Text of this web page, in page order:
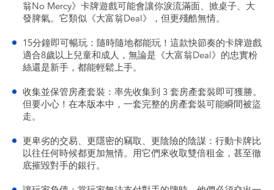
翁No Mercy》卡牌遊戲可能會讓你淚流滿面、掀桌子、大
發脾氣。它類似《大富翁Deal》，但更殘酷無情。
15分鐘即可暢玩：隨時隨地都能玩！這款快節奏的卡牌遊戲
適合8歲以上兒童和成人，無論是《大富翁Deal》的忠實粉
絲還是新手，都能輕鬆上手。
收集並保管房產套裝：率先收集到 3 套房產套裝即可獲勝。
但要小心！在本版本中，一套完整的房產套裝可能瞬間被盜
走。
更卑劣的交易、更隱密的竊取、更陰險的陰謀：行動卡牌比
以往任何時候都更加無情。用它們來收取雙倍租金，甚至徹
底摧毀對手的銀行。